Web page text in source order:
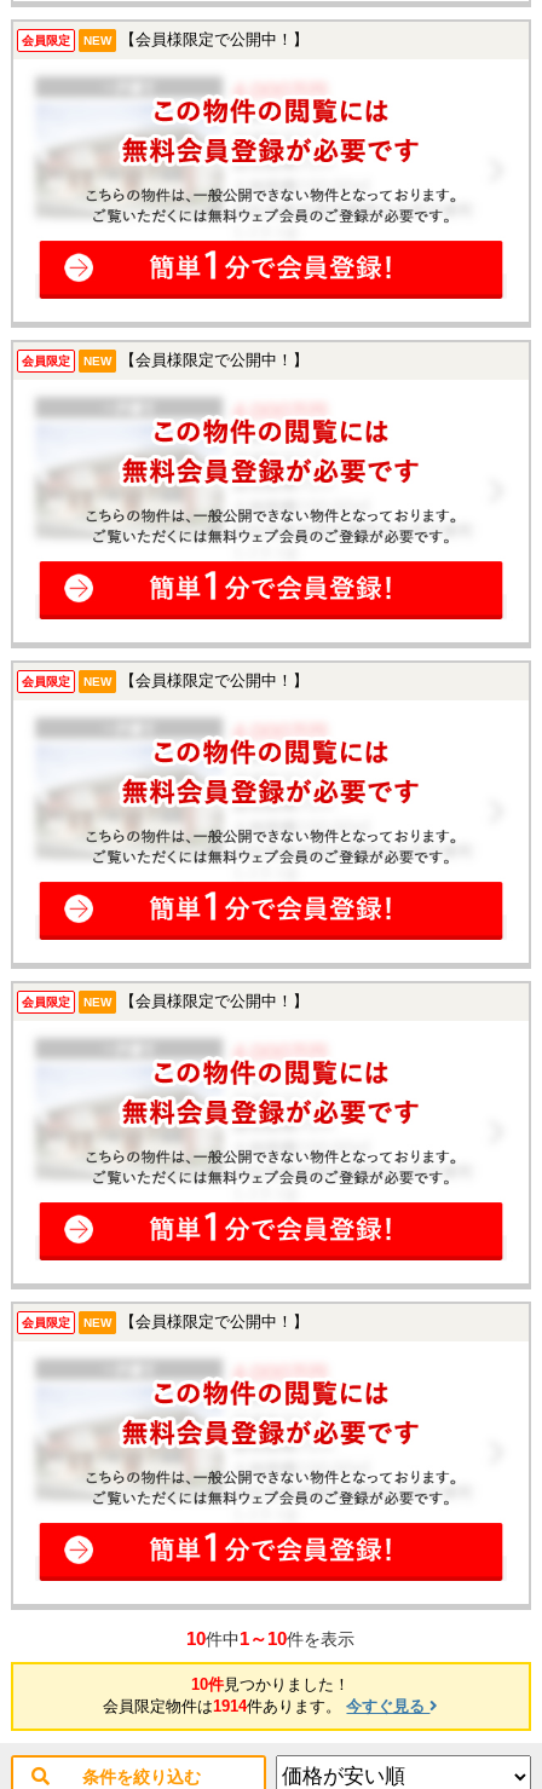
会員限定 NEW 【会員様限定で公開中！】
会員限定 NEW 【会員様限定で公開中！】
会員限定 NEW 【会員様限定で公開中！】
会員限定 NEW 【会員様限定で公開中！】
会員限定 NEW 【会員様限定で公開中！】
10件中1～10件を表示
10件見つかりました！
会員限定物件は1914件あります。今すぐ見る
条件を絞り込む